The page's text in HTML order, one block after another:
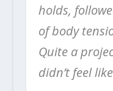
holds,
of body
Quite a
didn’t feel